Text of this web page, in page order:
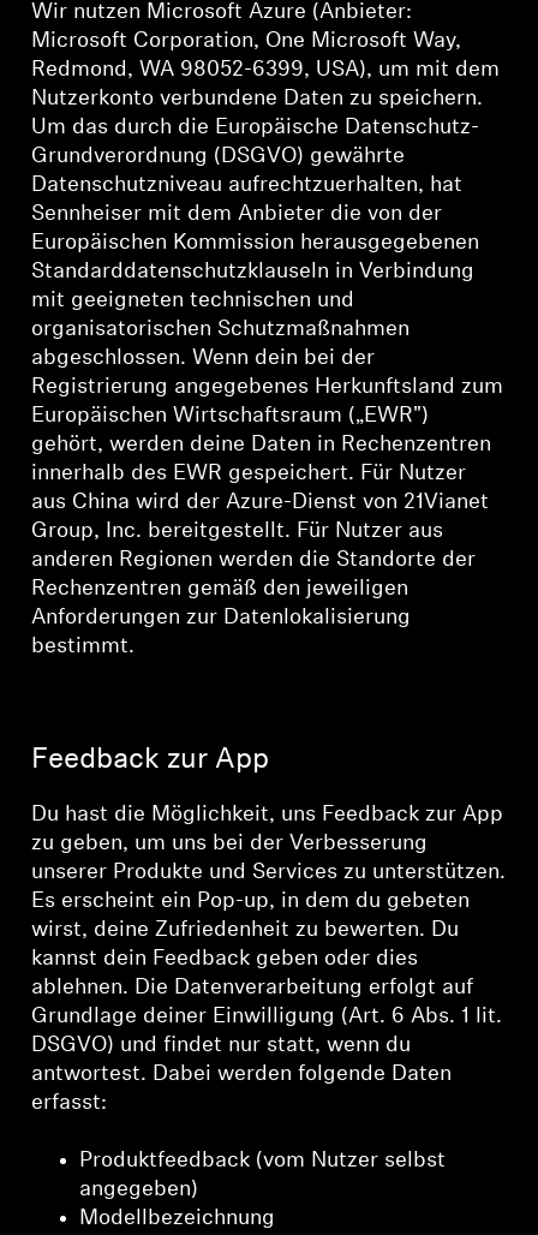
Wir nutzen Microsoft Azure (Anbieter:
Microsoft Corporation, One Microsoft Way,
Redmond, WA 98052-6399, USA), um mit dem
Nutzerkonto verbundene Daten zu speichern.
Um das durch die Europäische Datenschutz-
Grundverordnung (DSGVO) gewährte
Datenschutzniveau aufrechtzuerhalten, hat
Sennheiser mit dem Anbieter die von der
Europäischen Kommission herausgegebenen
Standarddatenschutzklauseln in Verbindung
mit geeigneten technischen und
organisatorischen Schutzmaßnahmen
abgeschlossen. Wenn dein bei der
Registrierung angegebenes Herkunftsland zum
Europäischen Wirtschaftsraum („EWR")
gehört, werden deine Daten in Rechenzentren
innerhalb des EWR gespeichert. Für Nutzer
aus China wird der Azure-Dienst von 21Vianet
Group, Inc. bereitgestellt. Für Nutzer aus
anderen Regionen werden die Standorte der
Rechenzentren gemäß den jeweiligen
Anforderungen zur Datenlokalisierung
bestimmt.
Feedback zur App
Du hast die Möglichkeit, uns Feedback zur App
zu geben, um uns bei der Verbesserung
unserer Produkte und Services zu unterstützen.
Es erscheint ein Pop-up, in dem du gebeten
wirst, deine Zufriedenheit zu bewerten. Du
kannst dein Feedback geben oder dies
ablehnen. Die Datenverarbeitung erfolgt auf
Grundlage deiner Einwilligung (Art. 6 Abs. 1 lit.
DSGVO) und findet nur statt, wenn du
antwortest. Dabei werden folgende Daten
erfasst:
Produktfeedback (vom Nutzer selbst
angegeben)
Modellbezeichnung